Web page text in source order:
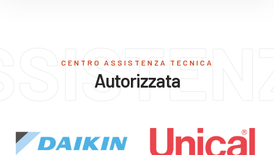
CENTRO ASSISTENZA TECNICA
Autorizzata